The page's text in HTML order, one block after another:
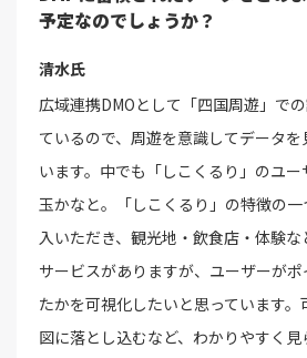
予定なのでしょうか？
清水氏
広域連携DMOとして「四国周遊」で
ているので、周遊を意識してデータ
います。中でも「しこくるり」のユ
玉かなと。「しこくるり」の特徴の
入いただき、観光地・飲食店・体験
サービスがありますが、ユーザーが
たかを可視化したいと思っています
図に落とし込むなど、わかりやすく